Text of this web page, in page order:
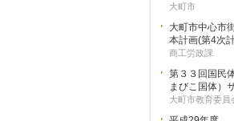
大町市
大町市中心市
本計画(第4次計
商工労政課
第３３回国民
まびこ国体）サ
大町市教育委員